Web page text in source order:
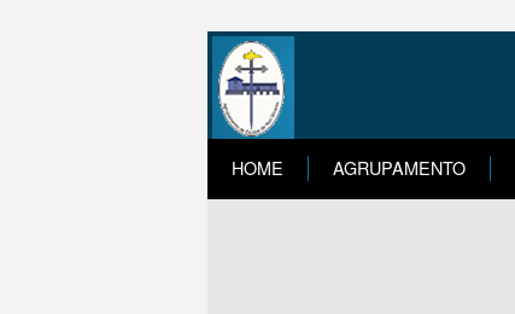
HOME AGRUPAMENTO